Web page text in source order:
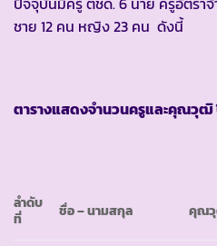
ชาย 12 คน หญิง 23 คน ดังนี้
ตารางแสดงจำนวนครูและคุณวุฒิ
ลำดับ
ที่
ชื่อ – นามสกุล คุณ